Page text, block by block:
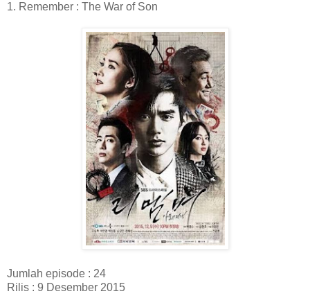
1. Remember : The War of Son
Jumlah episode : 24
Rilis : 9 Desember 2015